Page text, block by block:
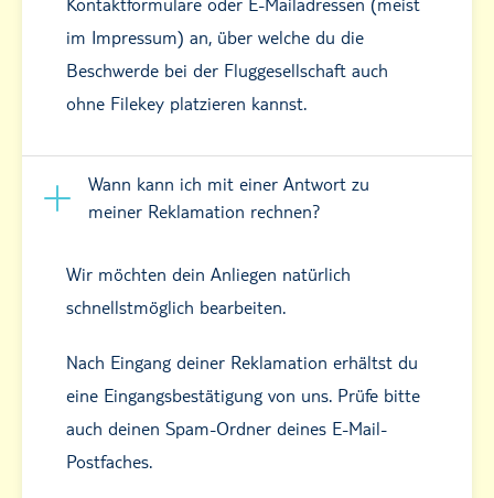
im Impressum) an, über welche du die
Beschwerde bei der Fluggesellschaft auch
ohne Filekey platzieren kannst.
Wann kann ich mit einer Antwort zu
meiner Reklamation rechnen?
Wir möchten dein Anliegen natürlich
schnellstmöglich bearbeiten.
Nach Eingang deiner Reklamation erhältst du
eine Eingangsbestätigung von uns. Prüfe bitte
auch deinen Spam-Ordner deines E-Mail-
Postfaches.